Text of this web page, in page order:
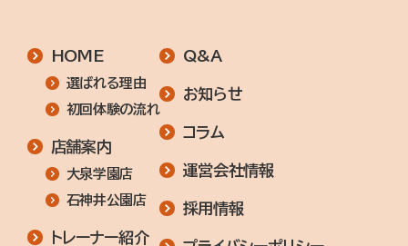
HOME
選ばれる理由
初回体験の流れ
店舗案内
大泉学園店
石神井公園店
トレーナー紹介
Q&A
お知らせ
コラム
運営会社情報
採用情報